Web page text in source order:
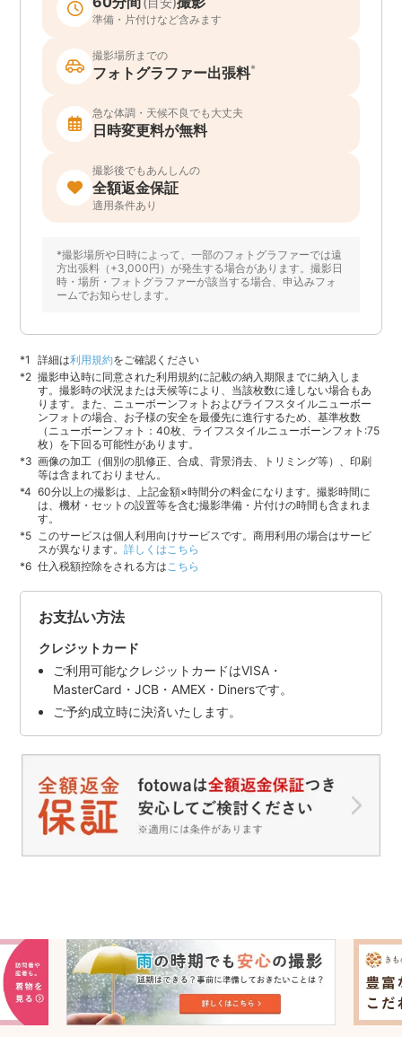
準備・片付けなど含みます
撮影場所までの
フォトグラファー出張料*
急な体調・天候不良でも大丈夫
日時変更料が無料
撮影後でもあんしんの
全額返金保証
適用条件あり
*撮影場所や日時によって、一部のフォトグラファーでは遠
方出張料（+3,000円）が発生する場合があります。撮影日
時・場所・フォトグラファーが該当する場合、申込みフォ
ームでお知らせします。
詳細は利用規約をご確認ください
撮影申込時に同意された利用規約に記載の納入期限までに納入しま
す。撮影時の状況または天候等により、当該枚数に達しない場合もあ
ります。また、ニューボーンフォトおよびライフスタイルニューボー
ンフォトの場合、お子様の安全を最優先に進行するため、基準枚数
（ニューボーンフォト：40枚、ライフスタイルニューボーンフォト:75
枚）を下回る可能性があります。
画像の加工（個別の肌修正、合成、背景消去、トリミング等）、印刷
等は含まれておりません。
60分以上の撮影は、上記金額×時間分の料金になります。撮影時間に
は、機材・セットの設置等を含む撮影準備・片付けの時間も含まれま
す。
このサービスは個人利用向けサービスです。商用利用の場合はサービ
スが異なります。詳しくはこちら
仕入税額控除をされる方は こちら
お支払い方法
クレジットカード
ご利用可能なクレジットカードはVISA・
MasterCard・JCB・AMEX・Dinersです。
ご予約成立時に決済いたします。